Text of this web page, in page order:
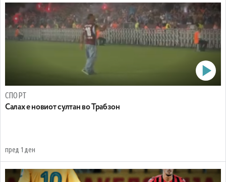
СПОРТ
Салах е новиот султан во Трабзон
пред 1 ден